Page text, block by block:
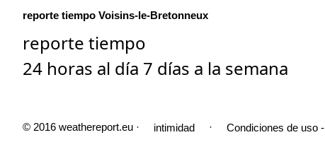
reporte tiempo Voisins-le-Bretonneux
reporte tiempo
24 horas al día 7 días a la semana
© 2016 weathereport.eu ·
intimidad · Condiciones de uso